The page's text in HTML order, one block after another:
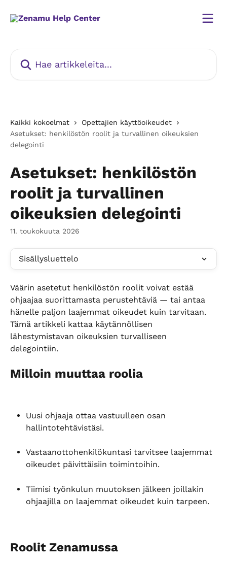
Kaikki kokoelmat
Opettajien käyttöoikeudet
Asetukset: henkilöstön roolit ja turvallinen oikeuksien
delegointi
Asetukset: henkilöstön
roolit ja turvallinen
oikeuksien delegointi
11. toukokuuta 2026
Sisällysluettelo
Väärin asetetut henkilöstön roolit voivat estää
ohjaajaa suorittamasta perustehtäviä — tai antaa
hänelle paljon laajemmat oikeudet kuin tarvitaan.
Tämä artikkeli kattaa käytännöllisen
lähestymistavan oikeuksien turvalliseen
delegointiin.
Milloin muuttaa roolia
Uusi ohjaaja ottaa vastuulleen osan
hallintotehtävistäsi.
Vastaanottohenkilökuntasi tarvitsee laajemmat
oikeudet päivittäisiin toimintoihin.
Tiimisi työnkulun muutoksen jälkeen joillakin
ohjaajilla on laajemmat oikeudet kuin tarpeen.
Roolit Zenamussa